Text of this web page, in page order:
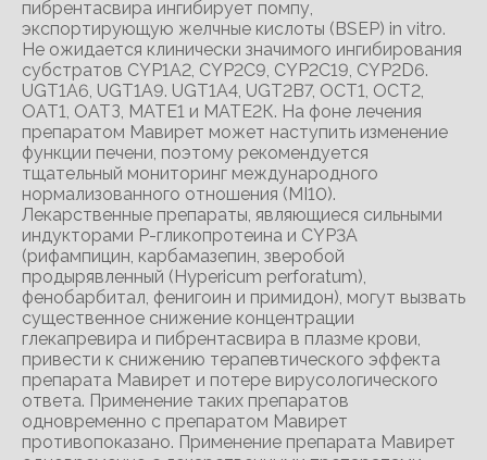
пибрентасвира ингибирует помпу,
экспортирующую желчные кислоты (BSEP) in vitro.
Не ожидается клинически значимого ингибирования
субстратов CYP1A2, CYP2C9, CYP2C19, CYP2D6.
UGT1А6, UGT1A9. UGT1A4, UGT2B7, ОСТ1, ОСТ2,
ОАТ1, ОАТЗ, МАТЕ1 и МАТЕ2К. На фоне лечения
препаратом Мавирет может наступить изменение
функции печени, поэтому рекомендуется
тщательный мониторинг международного
нормализованного отношения (MI10).
Лекарственные препараты, являющиеся сильными
индукторами Р-гликопротеина и CYP3A
(рифампицин, карбамазепин, зверобой
продырявленный (Hypericum perforatum),
фенобарбитал, фенигоин и примидон), могут вызвать
существенное снижение концентрации
глекапревира и пибрентасвира в плазме крови,
привести к снижению терапевтического эффекта
препарата Мавирет и потере вирусологического
ответа. Применение таких препаратов
одновременно с препаратом Мавирет
противопоказано. Применение препарата Мавирет